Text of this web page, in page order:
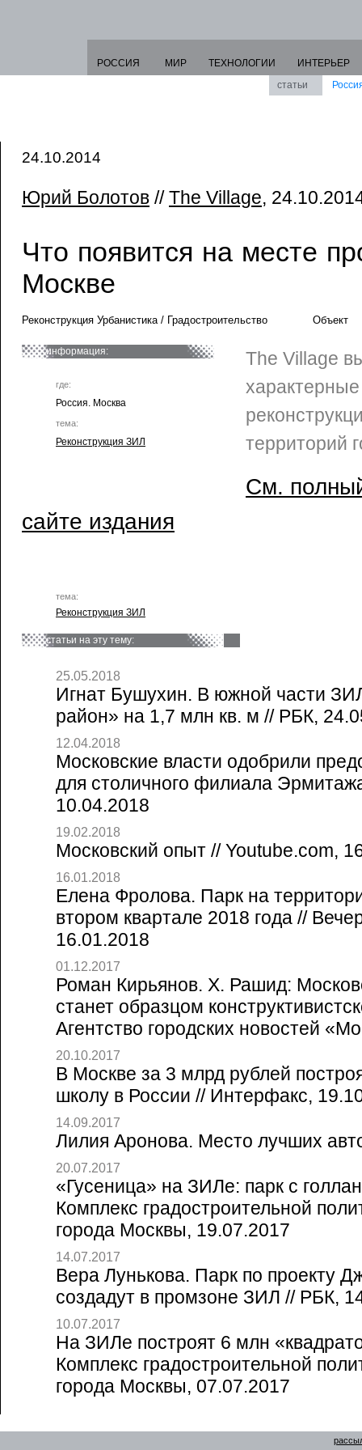
РОССИЯ МИР ТЕХНОЛОГИИ
ИНТЕРЬЕР
статьи
24.10.2014
Юрий Болотов //The Village,
Что появится на месте
Москве
Реконструкция Урбанистика / Градостроительство Объект
информация:
где:
Россия. Москва
тема:
Реконструкция ЗИЛ
The Village
территорий
См.
сайте издания
тема:
Реконструкция ЗИЛ
статьи на эту тему:
25.05.2018
Игнат Бушухин. В южной части
район» на 1,7 млн кв. м // РБК,
12.04.2018
Московские власти одобрили
для столичного филиала
10.04.2018
19.02.2018
Московский опыт // Youtube.com,
16.01.2018
Елена Фролова. Парк на
втором квартале 2018 года //
16.01.2018
01.12.2017
Роман Кирьянов. Х. Рашид:
станет образцом
Агентство городских новостей
20.10.2017
В Москве за 3 млрд рублей
школу в России // Интерфакс,
14.09.2017
Лилия Аронова. Место лучших
20.07.2017
«Гусеница» на ЗИЛе: парк с
Комплекс градостроительной
города Москвы, 19.07.2017
14.07.2017
Вера Лунькова. Парк по проекту
создадут в промзоне ЗИЛ // РБК,
10.07.2017
На ЗИЛе построят 6 млн
Комплекс градостроительной
города Москвы, 07.07.2017